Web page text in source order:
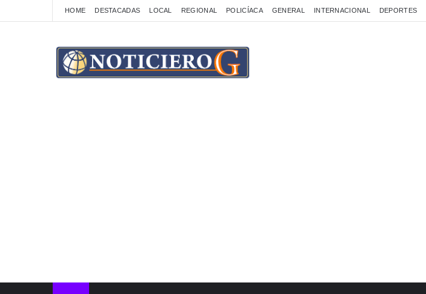
HOME DESTACADAS LOCAL REGIONAL POLICÍACA GENERAL INTERNACIONAL DEPORTES